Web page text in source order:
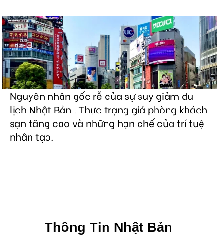
Nguyên nhân gốc rễ của sự suy giảm du
lịch Nhật Bản . Thực trạng giá phòng khách
sạn tăng cao và những hạn chế của trí tuệ
nhân tạo.
Thông Tin Nhật Bản